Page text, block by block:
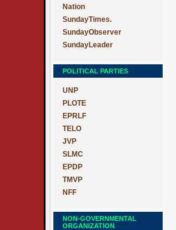
Nation
SundayTimes.
SundayObserver
SundayLeader
POLITICAL PARTIES
UNP
PLOTE
EPRLF
TELO
JVP
SLMC
EPDP
TMVP
NFF
NON-GOVERNMENTAL
ORGANIZATION